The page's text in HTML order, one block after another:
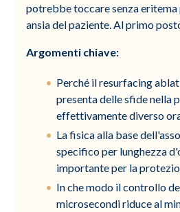
potrebbe toccare senza
ansia del paziente. Al primo
Argomenti chiave:
Perché il resurfacing
presenta delle sfide nella
effettivamente diverso
La fisica alla base
specifico per lunghezza
importante per la
In che modo il controllo
microsecondi riduce al